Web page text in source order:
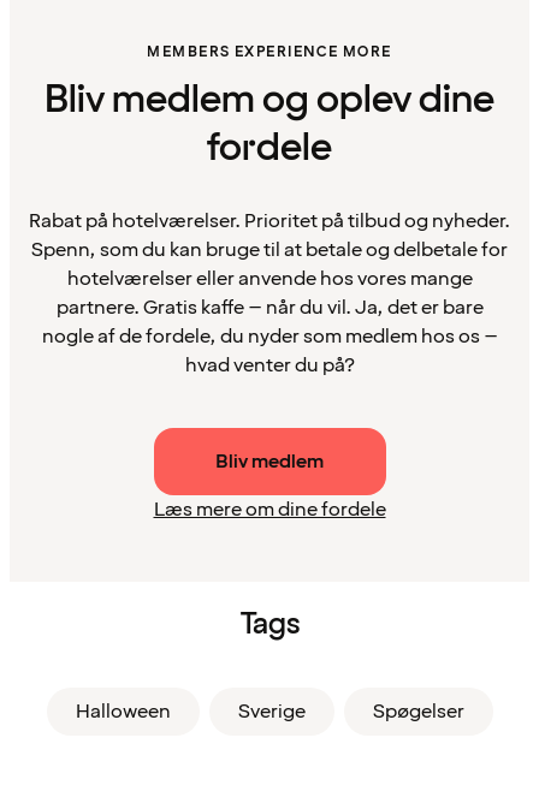
MEMBERS EXPERIENCE MORE
Bliv medlem og oplev dine
fordele
Rabat på hotelværelser. Prioritet på tilbud og nyheder.
Spenn, som du kan bruge til at betale og delbetale for
hotelværelser eller anvende hos vores mange
partnere. Gratis kaffe – når du vil. Ja, det er bare
nogle af de fordele, du nyder som medlem hos os –
hvad venter du på?
Bliv medlem
Læs mere om dine fordele
Tags
Halloween Sverige Spøgelser